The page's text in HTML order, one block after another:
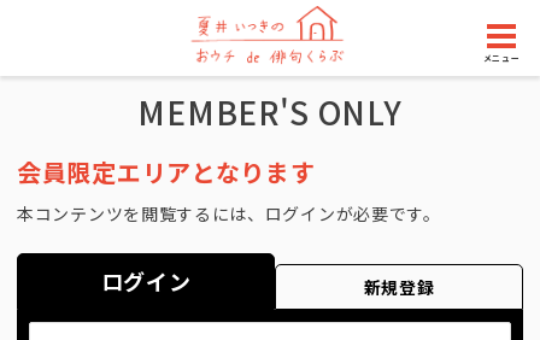
メニュー
MEMBER'S ONLY
会員限定エリアとなります
本コンテンツを閲覧するには、ログインが必要です。
ログイン 新規登録